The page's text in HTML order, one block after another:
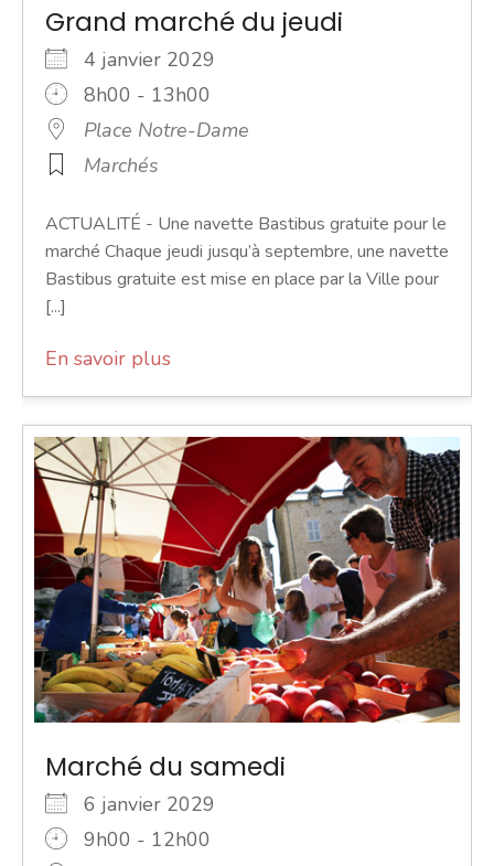
Grand marché du jeudi
4 janvier 2029
8h00 - 13h00
Place Notre-Dame
Marchés
ACTUALITÉ - Une navette Bastibus gratuite pour le
marché Chaque jeudi jusqu’à septembre, une navette
Bastibus gratuite est mise en place par la Ville pour
[...]
En savoir plus
Marché du samedi
6 janvier 2029
9h00 - 12h00